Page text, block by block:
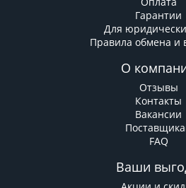
Гарантии
Для
Правила обмена и
О
Отзывы
Контакты
Вакансии
FAQ
Ваши